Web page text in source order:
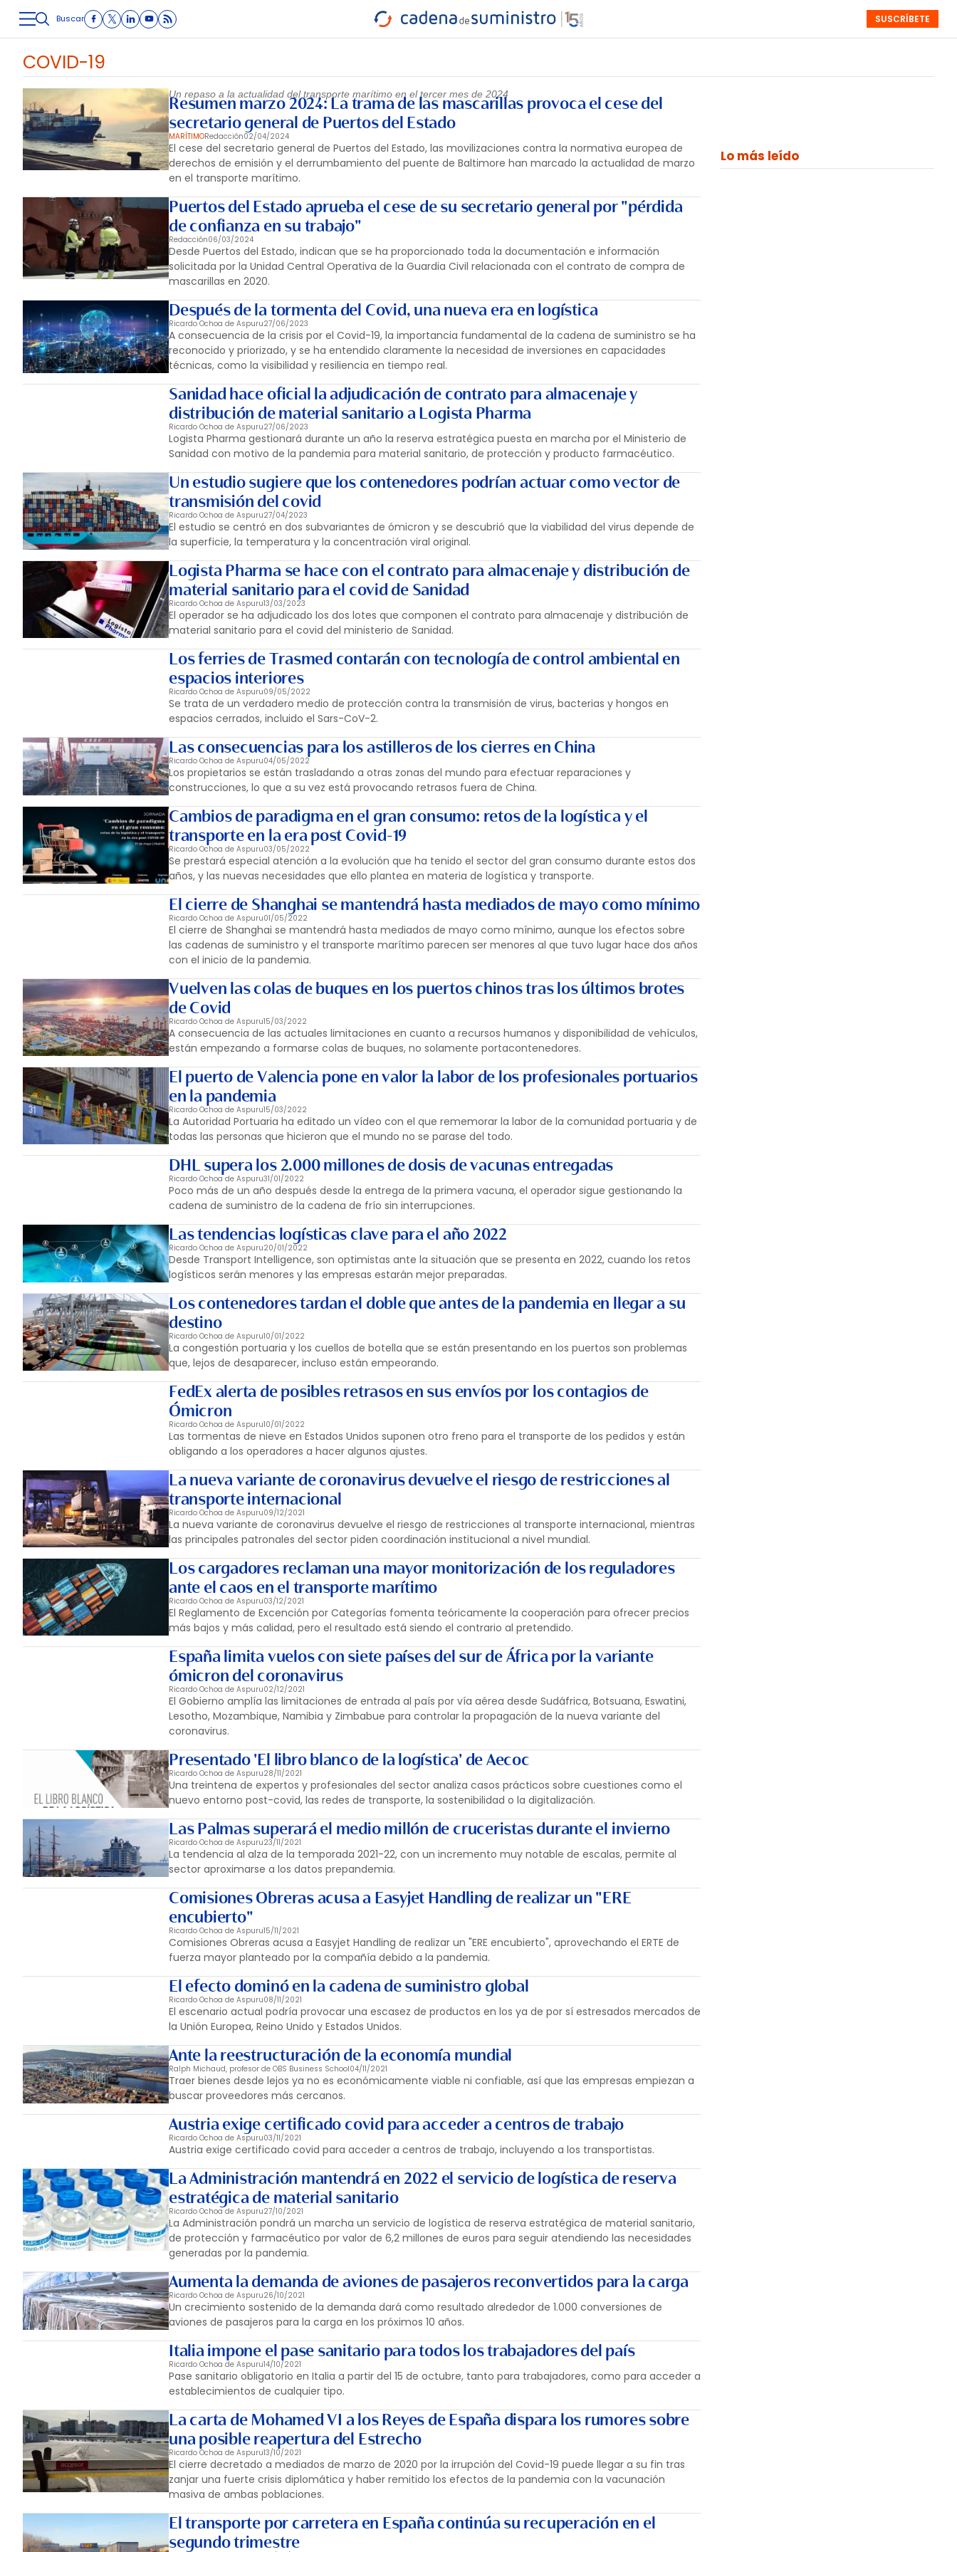
LOGÍSTICA INMOLOGÍSTICA INTRALOGÍSTICA CARRETERA
CARRETERA
MARÍTIMO INTERMODAL PROTAGONISTAS
SEMANALES
MONOGRÁFICOS EVENTOS
SUSCRÍBETE
Buscar
COVID-19
Un repaso a la actualidad del transporte marítimo en el tercer mes de 2024
Resumen marzo 2024: La trama de las mascarillas provoca el cese del
secretario general de Puertos del Estado
MARÍTIMORedacción02/04/2024
El cese del secretario general de Puertos del Estado, las movilizaciones contra la normativa europea de
derechos de emisión y el derrumbamiento del puente de Baltimore han marcado la actualidad de marzo
en el transporte marítimo.
Puertos del Estado aprueba el cese de su secretario general por "pérdida
de confianza en su trabajo"
Redacción06/03/2024
Desde Puertos del Estado, indican que se ha proporcionado toda la documentación e información
solicitada por la Unidad Central Operativa de la Guardia Civil relacionada con el contrato de compra de
mascarillas en 2020.
Después de la tormenta del Covid, una nueva era en logística
Ricardo Ochoa de Aspuru27/06/2023
A consecuencia de la crisis por el Covid-19, la importancia fundamental de la cadena de suministro se ha
reconocido y priorizado, y se ha entendido claramente la necesidad de inversiones en capacidades
técnicas, como la visibilidad y resiliencia en tiempo real.
Sanidad hace oficial la adjudicación de contrato para almacenaje y
distribución de material sanitario a Logista Pharma
Ricardo Ochoa de Aspuru27/06/2023
Logista Pharma gestionará durante un año la reserva estratégica puesta en marcha por el Ministerio de
Sanidad con motivo de la pandemia para material sanitario, de protección y producto farmacéutico.
Un estudio sugiere que los contenedores podrían actuar como vector de
transmisión del covid
Ricardo Ochoa de Aspuru27/04/2023
El estudio se centró en dos subvariantes de ómicron y se descubrió que la viabilidad del virus depende de
la superficie, la temperatura y la concentración viral original.
Logista Pharma se hace con el contrato para almacenaje y distribución de
material sanitario para el covid de Sanidad
Ricardo Ochoa de Aspuru13/03/2023
El operador se ha adjudicado los dos lotes que componen el contrato para almacenaje y distribución de
material sanitario para el covid del ministerio de Sanidad.
Los ferries de Trasmed contarán con tecnología de control ambiental en
espacios interiores
Ricardo Ochoa de Aspuru09/05/2022
Se trata de un verdadero medio de protección contra la transmisión de virus, bacterias y hongos en
espacios cerrados, incluido el Sars-CoV-2.
Las consecuencias para los astilleros de los cierres en China
Ricardo Ochoa de Aspuru04/05/2022
Los propietarios se están trasladando a otras zonas del mundo para efectuar reparaciones y
construcciones, lo que a su vez está provocando retrasos fuera de China.
Cambios de paradigma en el gran consumo: retos de la logística y el
transporte en la era post Covid-19
Ricardo Ochoa de Aspuru03/05/2022
Se prestará especial atención a la evolución que ha tenido el sector del gran consumo durante estos dos
años, y las nuevas necesidades que ello plantea en materia de logística y transporte.
El cierre de Shanghai se mantendrá hasta mediados de mayo como mínimo
Ricardo Ochoa de Aspuru01/05/2022
El cierre de Shanghai se mantendrá hasta mediados de mayo como mínimo, aunque los efectos sobre
las cadenas de suministro y el transporte marítimo parecen ser menores al que tuvo lugar hace dos años
con el inicio de la pandemia.
Vuelven las colas de buques en los puertos chinos tras los últimos brotes
de Covid
Ricardo Ochoa de Aspuru15/03/2022
A consecuencia de las actuales limitaciones en cuanto a recursos humanos y disponibilidad de vehículos,
están empezando a formarse colas de buques, no solamente portacontenedores.
El puerto de Valencia pone en valor la labor de los profesionales portuarios
en la pandemia
Ricardo Ochoa de Aspuru15/03/2022
La Autoridad Portuaria ha editado un vídeo con el que rememorar la labor de la comunidad portuaria y de
todas las personas que hicieron que el mundo no se parase del todo.
DHL supera los 2.000 millones de dosis de vacunas entregadas
Ricardo Ochoa de Aspuru31/01/2022
Poco más de un año después desde la entrega de la primera vacuna, el operador sigue gestionando la
cadena de suministro de la cadena de frío sin interrupciones.
Las tendencias logísticas clave para el año 2022
Ricardo Ochoa de Aspuru20/01/2022
Desde Transport Intelligence, son optimistas ante la situación que se presenta en 2022, cuando los retos
logísticos serán menores y las empresas estarán mejor preparadas.
Los contenedores tardan el doble que antes de la pandemia en llegar a su
destino
Ricardo Ochoa de Aspuru10/01/2022
La congestión portuaria y los cuellos de botella que se están presentando en los puertos son problemas
que, lejos de desaparecer, incluso están empeorando.
FedEx alerta de posibles retrasos en sus envíos por los contagios de
Ómicron
Ricardo Ochoa de Aspuru10/01/2022
Las tormentas de nieve en Estados Unidos suponen otro freno para el transporte de los pedidos y están
obligando a los operadores a hacer algunos ajustes.
La nueva variante de coronavirus devuelve el riesgo de restricciones al
transporte internacional
Ricardo Ochoa de Aspuru09/12/2021
La nueva variante de coronavirus devuelve el riesgo de restricciones al transporte internacional, mientras
las principales patronales del sector piden coordinación institucional a nivel mundial.
Los cargadores reclaman una mayor monitorización de los reguladores
ante el caos en el transporte marítimo
Ricardo Ochoa de Aspuru03/12/2021
El Reglamento de Excención por Categorías fomenta teóricamente la cooperación para ofrecer precios
más bajos y más calidad, pero el resultado está siendo el contrario al pretendido.
España limita vuelos con siete países del sur de África por la variante
ómicron del coronavirus
Ricardo Ochoa de Aspuru02/12/2021
El Gobierno amplía las limitaciones de entrada al país por vía aérea desde Sudáfrica, Botsuana, Eswatini,
Lesotho, Mozambique, Namibia y Zimbabue para controlar la propagación de la nueva variante del
coronavirus.
Presentado 'El libro blanco de la logística' de Aecoc
Ricardo Ochoa de Aspuru28/11/2021
Una treintena de expertos y profesionales del sector analiza casos prácticos sobre cuestiones como el
nuevo entorno post-covid, las redes de transporte, la sostenibilidad o la digitalización.
Las Palmas superará el medio millón de cruceristas durante el invierno
Ricardo Ochoa de Aspuru23/11/2021
La tendencia al alza de la temporada 2021-22, con un incremento muy notable de escalas, permite al
sector aproximarse a los datos prepandemia.
Comisiones Obreras acusa a Easyjet Handling de realizar un "ERE
encubierto"
Ricardo Ochoa de Aspuru15/11/2021
Comisiones Obreras acusa a Easyjet Handling de realizar un "ERE encubierto", aprovechando el ERTE de
fuerza mayor planteado por la compañía debido a la pandemia.
El efecto dominó en la cadena de suministro global
Ricardo Ochoa de Aspuru08/11/2021
El escenario actual podría provocar una escasez de productos en los ya de por sí estresados mercados de
la Unión Europea, Reino Unido y Estados Unidos.
Ante la reestructuración de la economía mundial
Ralph Michaud, profesor de OBS Business School04/11/2021
Traer bienes desde lejos ya no es económicamente viable ni confiable, así que las empresas empiezan a
buscar proveedores más cercanos.
Austria exige certificado covid para acceder a centros de trabajo
Ricardo Ochoa de Aspuru03/11/2021
Austria exige certificado covid para acceder a centros de trabajo, incluyendo a los transportistas.
La Administración mantendrá en 2022 el servicio de logística de reserva
estratégica de material sanitario
Ricardo Ochoa de Aspuru27/10/2021
La Administración pondrá un marcha un servicio de logística de reserva estratégica de material sanitario,
de protección y farmacéutico por valor de 6,2 millones de euros para seguir atendiendo las necesidades
generadas por la pandemia.
Aumenta la demanda de aviones de pasajeros reconvertidos para la carga
Ricardo Ochoa de Aspuru26/10/2021
Un crecimiento sostenido de la demanda dará como resultado alrededor de 1.000 conversiones de
aviones de pasajeros para la carga en los próximos 10 años.
Italia impone el pase sanitario para todos los trabajadores del país
Ricardo Ochoa de Aspuru14/10/2021
Pase sanitario obligatorio en Italia a partir del 15 de octubre, tanto para trabajadores, como para acceder a
establecimientos de cualquier tipo.
La carta de Mohamed VI a los Reyes de España dispara los rumores sobre
una posible reapertura del Estrecho
Ricardo Ochoa de Aspuru13/10/2021
El cierre decretado a mediados de marzo de 2020 por la irrupción del Covid-19 puede llegar a su fin tras
zanjar una fuerte crisis diplomática y haber remitido los efectos de la pandemia con la vacunación
masiva de ambas poblaciones.
El transporte por carretera en España continúa su recuperación en el
segundo trimestre
Lo más leído